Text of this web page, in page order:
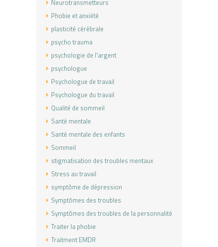
Neurotransmetteurs
Phobie et anxiété
plasticité cérébrale
psycho trauma
psychologie de l'argent
psychologue
Psychologue de travail
Psychologue du travail
Qualité de sommeil
Santé mentale
Santé mentale des enfants
Sommeil
stigmatisation des troubles mentaux
Stress au travail
symptôme de dépression
Symptômes des troubles
Symptômes des troubles de la personnalité
Traiter la phobie
Traitment EMDR